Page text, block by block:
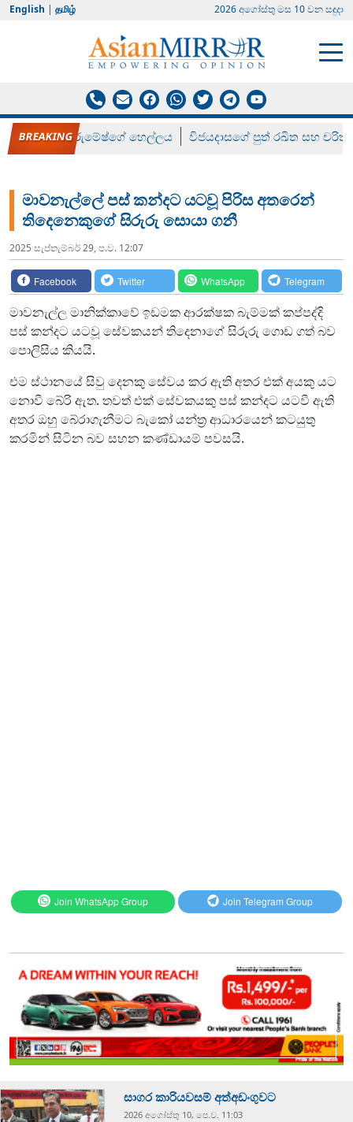
English | தமிழ் 2026 අගෝස්‍තු මස 10 වන සඳුදා
රන් ගෙනා රුමේෂ්ගේ හෙල්ලය විජයදාසගේ පුත් රඛිත සහ චරිත්
මාවනැල්ලේ පස් කන්දට යටවූ පිරිස අතරෙන්
තිදෙනෙකුගේ සිරුරු සොයා ගනී
2025 සැප්‍තැම්‍බර් 29, ප.ව. 12:07
Facebook Twitter WhatsApp Telegram
මාවනැල්ල මානික්කාවේ ඉඩමක ආරක්ෂක බැම්මක් කප්පද්දි
පස් කන්දට යටවූ සේවකයන් තිදෙනාගේ සිරුරු ගොඩ ගත් බව
පොලිසිය කියයි.
එම ස්ථානයේ සිවු දෙනකු සේවය කර ඇති අතර එක් අයකු යට
නොවී බේරි ඇත. තවත් එක් සේවකයකු පස් කන්දට යටවී ඇති
අතර ඔහු බේරාගැනීමට බැකෝ යන්ත්‍ර ආධාරයෙන් කටයුතු
කරමින් සිටින බව සහන කණ්ඩායම් පවසයි.
Join WhatsApp Group Join Telegram Group
සාගර කාරියවසම් අත්අඩංගුවට
2026 අගෝස්‍තු 10, පෙ.ව. 11:03